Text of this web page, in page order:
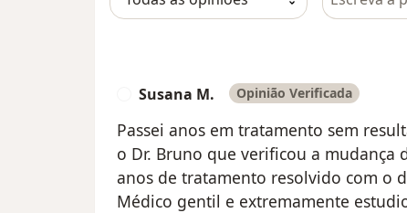
Susana M. Opinião Verificada
Passei anos em tratamento sem
o Dr. Bruno que verificou a
anos de tratamento resolvido com o
Médico gentil e extremamente